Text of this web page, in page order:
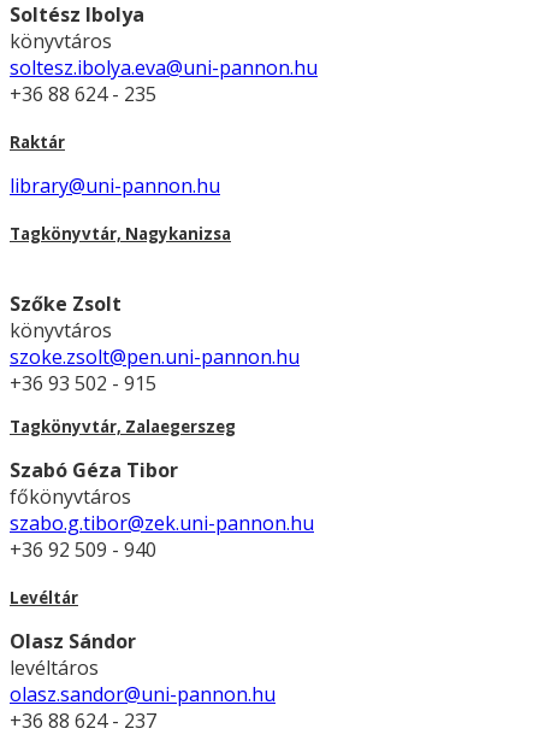
Soltész Ibolya
könyvtáros
soltesz.ibolya.eva@uni-pannon.hu
+36 88 624 - 235
Raktár
library@uni-pannon.hu
Tagkönyvtár, Nagykanizsa
Szőke Zsolt
könyvtáros
szoke.zsolt@pen.uni-pannon.hu
+36 93 502 - 915
Tagkönyvtár, Zalaegerszeg
Szabó Géza Tibor
főkönyvtáros
szabo.g.tibor@zek.uni-pannon.hu
+36 92 509 - 940
Levéltár
Olasz Sándor
levéltáros
olasz.sandor@uni-pannon.hu
+36 88 624 - 237